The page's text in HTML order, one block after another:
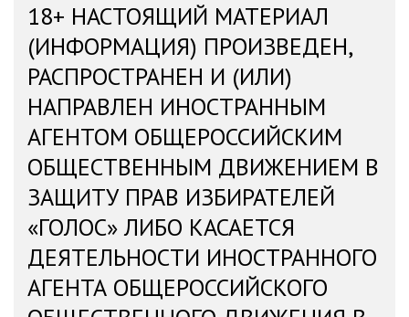
18+ НАСТОЯЩИЙ МАТЕРИАЛ
(ИНФОРМАЦИЯ) ПРОИЗВЕДЕН,
РАСПРОСТРАНЕН И (ИЛИ)
НАПРАВЛЕН ИНОСТРАННЫМ
АГЕНТОМ ОБЩЕРОССИЙСКИМ
ОБЩЕСТВЕННЫМ ДВИЖЕНИЕМ В
ЗАЩИТУ ПРАВ ИЗБИРАТЕЛЕЙ
«ГОЛОС» ЛИБО КАСАЕТСЯ
ДЕЯТЕЛЬНОСТИ ИНОСТРАННОГО
АГЕНТА ОБЩЕРОССИЙСКОГО